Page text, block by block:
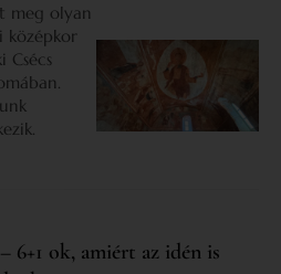
meg olyan
Csécs
6+1 ok, amiért az idén is